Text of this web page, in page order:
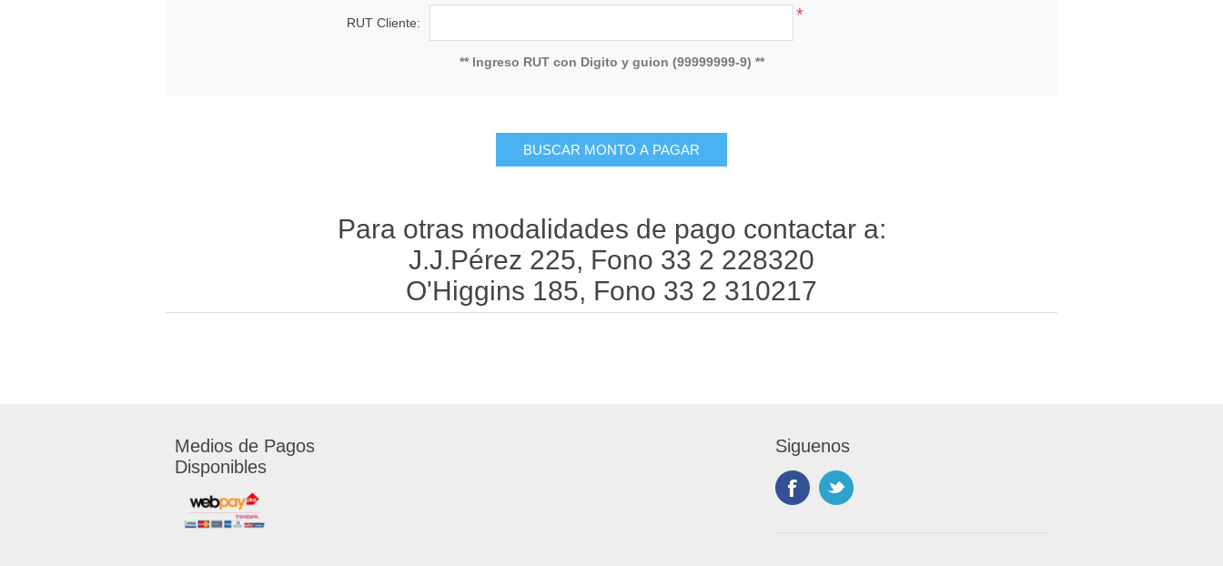
RUT Cliente: *
** Ingreso RUT con Digito y guion (99999999-9) **
Para otras modalidades de pago contactar a:
J.J.Pérez 225, Fono 33 2 228320
O'Higgins 185, Fono 33 2 310217
Siguenos
Medios de Pagos
Disponibles